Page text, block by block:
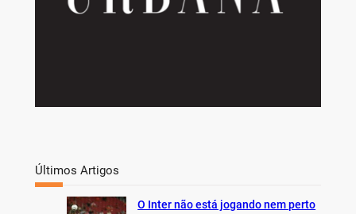
Últimos Artigos
O Inter não está jogando nem perto